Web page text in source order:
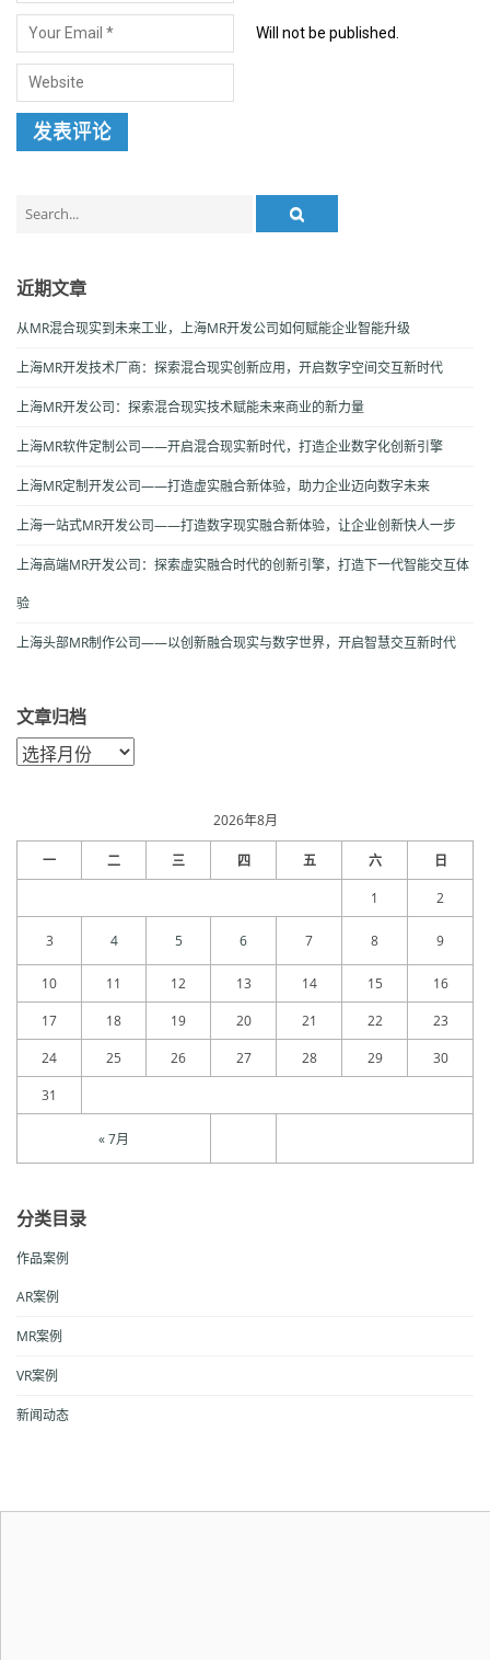
Will not be published.
for:
近期文章
从MR混合现实到未来工业，上海MR开发公司如何赋能企业智能升级
上海MR开发技术厂商：探索混合现实创新应用，开启数字空间交互新时代
上海MR开发公司：探索混合现实技术赋能未来商业的新力量
上海MR软件定制公司——开启混合现实新时代，打造企业数字化创新引擎
上海MR定制开发公司——打造虚实融合新体验，助力企业迈向数字未来
上海一站式MR开发公司——打造数字现实融合新体验，让企业创新快人一步
上海高端MR开发公司：探索虚实融合时代的创新引擎，打造下一代智能交互体
验
上海头部MR制作公司——以创新融合现实与数字世界，开启智慧交互新时代
文章归档
文
章
2026年8月
一 二 三 四 五 六 日
« 7月
1 2
3 4 5 6 7 8 9
10 11 12 13 14 15
16
17
18 19 20 21 22
23
24
25 26 27 28 29
30
31
分类目录
作品案例
AR案例
MR案例
VR案例
新闻动态